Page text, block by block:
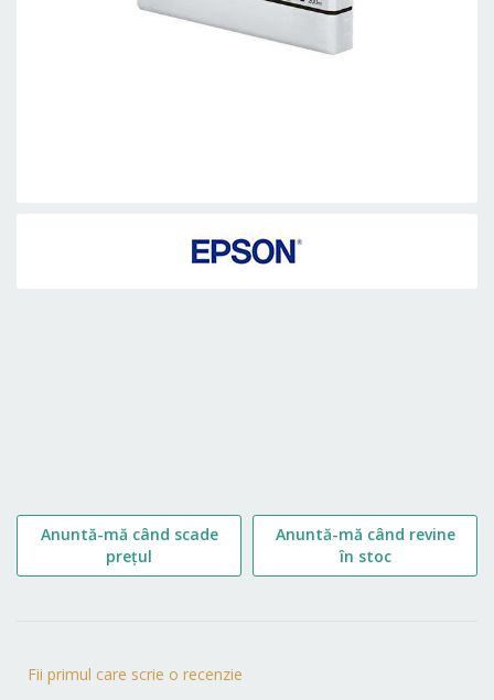
Fii primul care scrie o recenzie
Anuntă-mă când scade
prețul
Anuntă-mă când revine
în stoc